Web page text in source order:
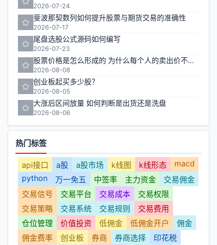
2026-07-24
斐波那契数列如何提升股票与期货交易的准确性
2026-07-17
尾盘选股公式源码如何编写
2026-07-23
股票价格是怎么形成的 为什么每个人的卖出价不一样
2026-08-08
创业板起买多少股？
2026-08-05
大涨后区间放量 如何判断是出货还是洗盘
2026-08-06
热门标签
api接口 a股 a股市场 k线图 k线形态
macd
python
万一免五 中签率 主力资金
交易佣金
交易信号
交易平台 交易成本
交易权限
交易策略
交易系统 交易规则
交易费用
仓位管理
价值投资 低佣金 低佣金开户
佣金
佣金费率
创业板 券商 券商选择
印花税